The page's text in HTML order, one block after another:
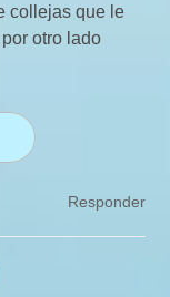
collejas que le
otro lado
Responder